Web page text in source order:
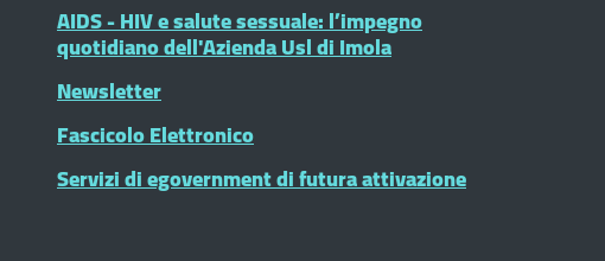
AIDS - HIV e salute sessuale: l’impegno
quotidiano dell'Azienda Usl di Imola
Newsletter
Fascicolo Elettronico
Servizi di egovernment di futura attivazione